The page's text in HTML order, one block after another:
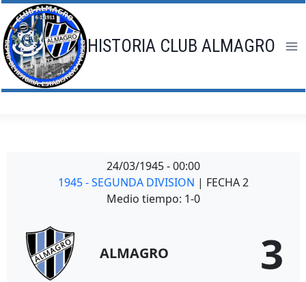
Saltar
al
contenido
HISTORIA CLUB ALMAGRO
24/03/1945 - 00:00
1945 - SEGUNDA DIVISION | FECHA 2
Medio tiempo: 1-0
ALMAGRO 3